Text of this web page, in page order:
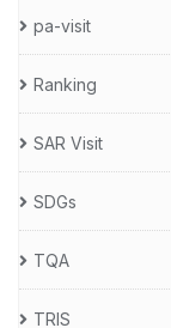
pa-visit
Ranking
SAR Visit
SDGs
TQA
TRIS